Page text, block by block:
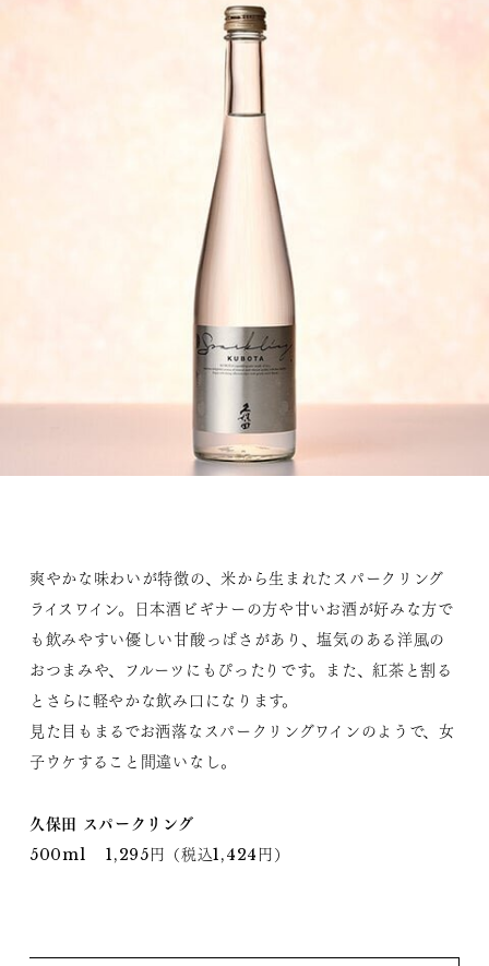
爽やかな味わいが特徴の、米から生まれたスパークリング
ライスワイン。日本酒ビギナーの方や甘いお酒が好みな方で
も飲みやすい優しい甘酸っぱさがあり、塩気のある洋風の
おつまみや、フルーツにもぴったりです。また、紅茶と割る
とさらに軽やかな飲み口になります。
見た目もまるでお洒落なスパークリングワインのようで、女
子ウケすること間違いなし。
久保田 スパークリング
500ml 1,295円（税込1,424円）